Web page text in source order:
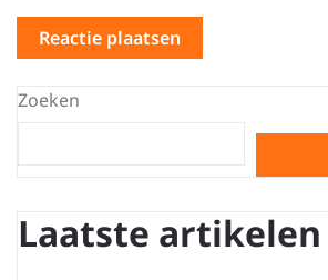
Zoeken
Laatste artikelen